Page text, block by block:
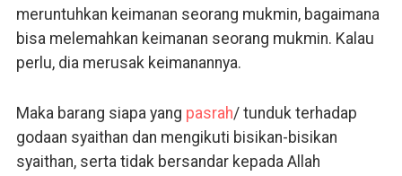
meruntuhkan keimanan seorang mukmin, bagaimana
bisa melemahkan keimanan seorang mukmin. Kalau
perlu, dia merusak keimanannya.
Maka barang siapa yang pasrah/ tunduk terhadap
godaan syaithan dan mengikuti bisikan-bisikan
syaithan, serta tidak bersandar kepada Allah